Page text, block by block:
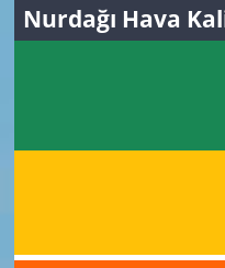
Nurdağı Hava